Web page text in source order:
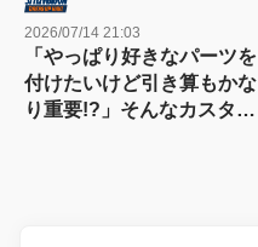
2026/07/14 21:03
「やっぱり好きなパーツを
付けたいけど引き算もかな
り重要!?」そんなカスタム